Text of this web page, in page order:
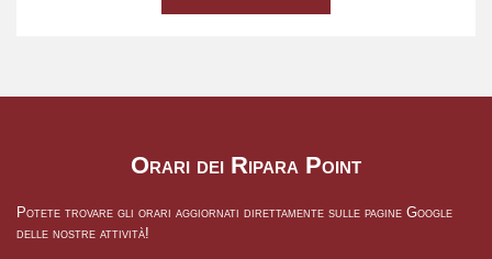
Orari dei Ripara Point
Potete trovare gli orari aggiornati direttamente sulle pagine Google
delle nostre attività!